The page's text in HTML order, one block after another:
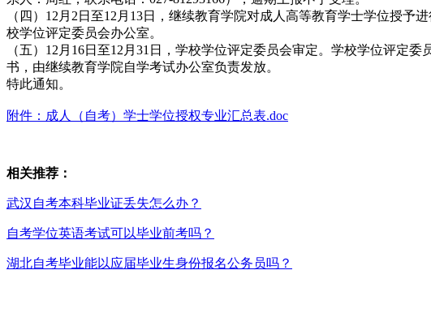
（四）12月2日至12月13日，继续教育学院对成人高等教育学士学位授
校学位评定委员会办公室。
（五）12月16日至12月31日，学校学位评定委员会审定。学校学位评定
书，由继续教育学院自学考试办公室负责发放。
特此通知。
附件：成人（自考）学士学位授权专业汇总表.doc
相关推荐：
武汉自考本科毕业证丢失怎么办？
自考学位英语考试可以毕业前考吗？
湖北自考毕业能以应届毕业生身份报名公务员吗？